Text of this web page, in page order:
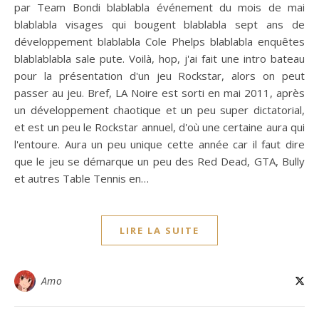
par Team Bondi blablabla événement du mois de mai
blablabla visages qui bougent blablabla sept ans de
développement blablabla Cole Phelps blablabla enquêtes
blablablabla sale pute. Voilà, hop, j'ai fait une intro bateau
pour la présentation d'un jeu Rockstar, alors on peut
passer au jeu. Bref, LA Noire est sorti en mai 2011, après
un développement chaotique et un peu super dictatorial,
et est un peu le Rockstar annuel, d'où une certaine aura qui
l'entoure. Aura un peu unique cette année car il faut dire
que le jeu se démarque un peu des Red Dead, GTA, Bully
et autres Table Tennis en…
LIRE LA SUITE
Amo